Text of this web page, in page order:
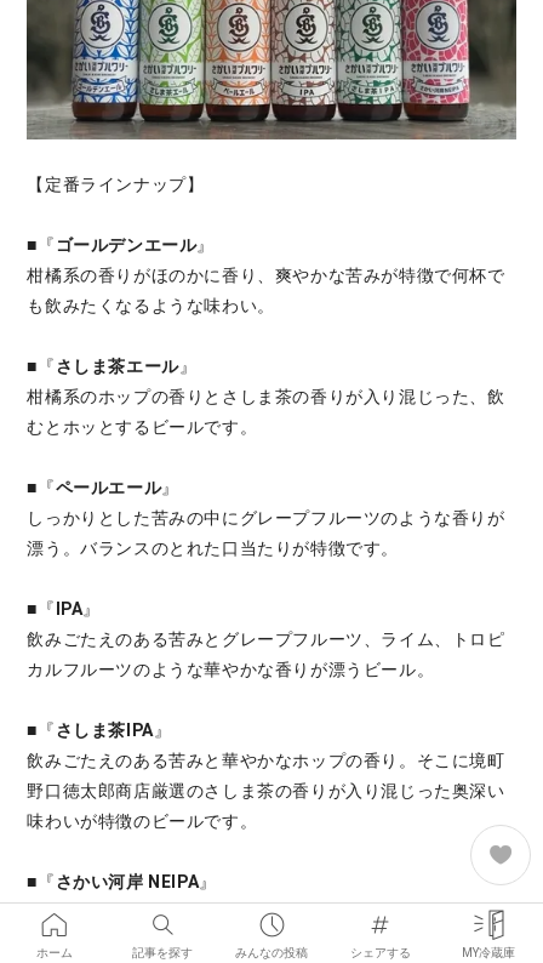
【定番ラインナップ】
■『ゴールデンエール』
柑橘系の香りがほのかに香り、爽やかな苦みが特徴で何杯で
も飲みたくなるような味わい。
■『さしま茶エール』
柑橘系のホップの香りとさしま茶の香りが入り混じった、飲
むとホッとするビールです。
■『ペールエール』
しっかりとした苦みの中にグレープフルーツのような香りが
漂う。バランスのとれた口当たりが特徴です。
■『 IPA』
飲みごたえのある苦みとグレープフルーツ、ライム、トロピ
カルフルーツのような華やかな香りが漂うビール。
■『さしま茶IPA』
飲みごたえのある苦みと華やかなホップの香り。そこに境町
野口徳太郎商店厳選のさしま茶の香りが入り混じった奥深い
味わいが特徴のビールです。
■『さかい河岸 NEIPA』
ほのかな甘みがあり、苦みは控えめ。ホップをふんだんに使
用し、フルーティーでジューシーな味わいが特徴のビールで
ホーム 記事を探す みんなの投稿 シェアする MY冷蔵庫